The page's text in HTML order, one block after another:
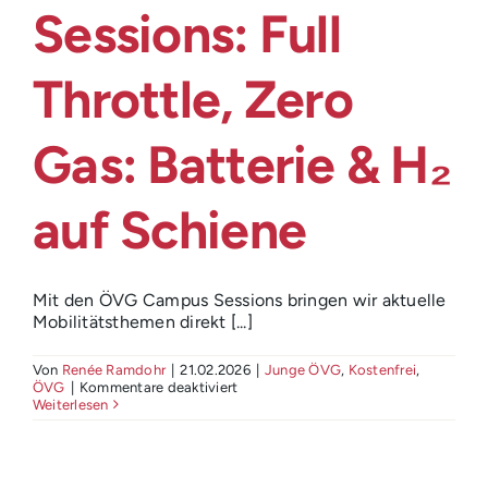
Sessions: Full
Throttle, Zero
Gas: Batterie & H₂
auf Schiene
Mit den ÖVG Campus Sessions bringen wir aktuelle
Mobilitätsthemen direkt [...]
Von Renée Ramdohr | 21.02.2026 | Junge ÖVG, Kostenfrei,
ÖVG | Kommentare deaktiviertfür
Weiterlesen